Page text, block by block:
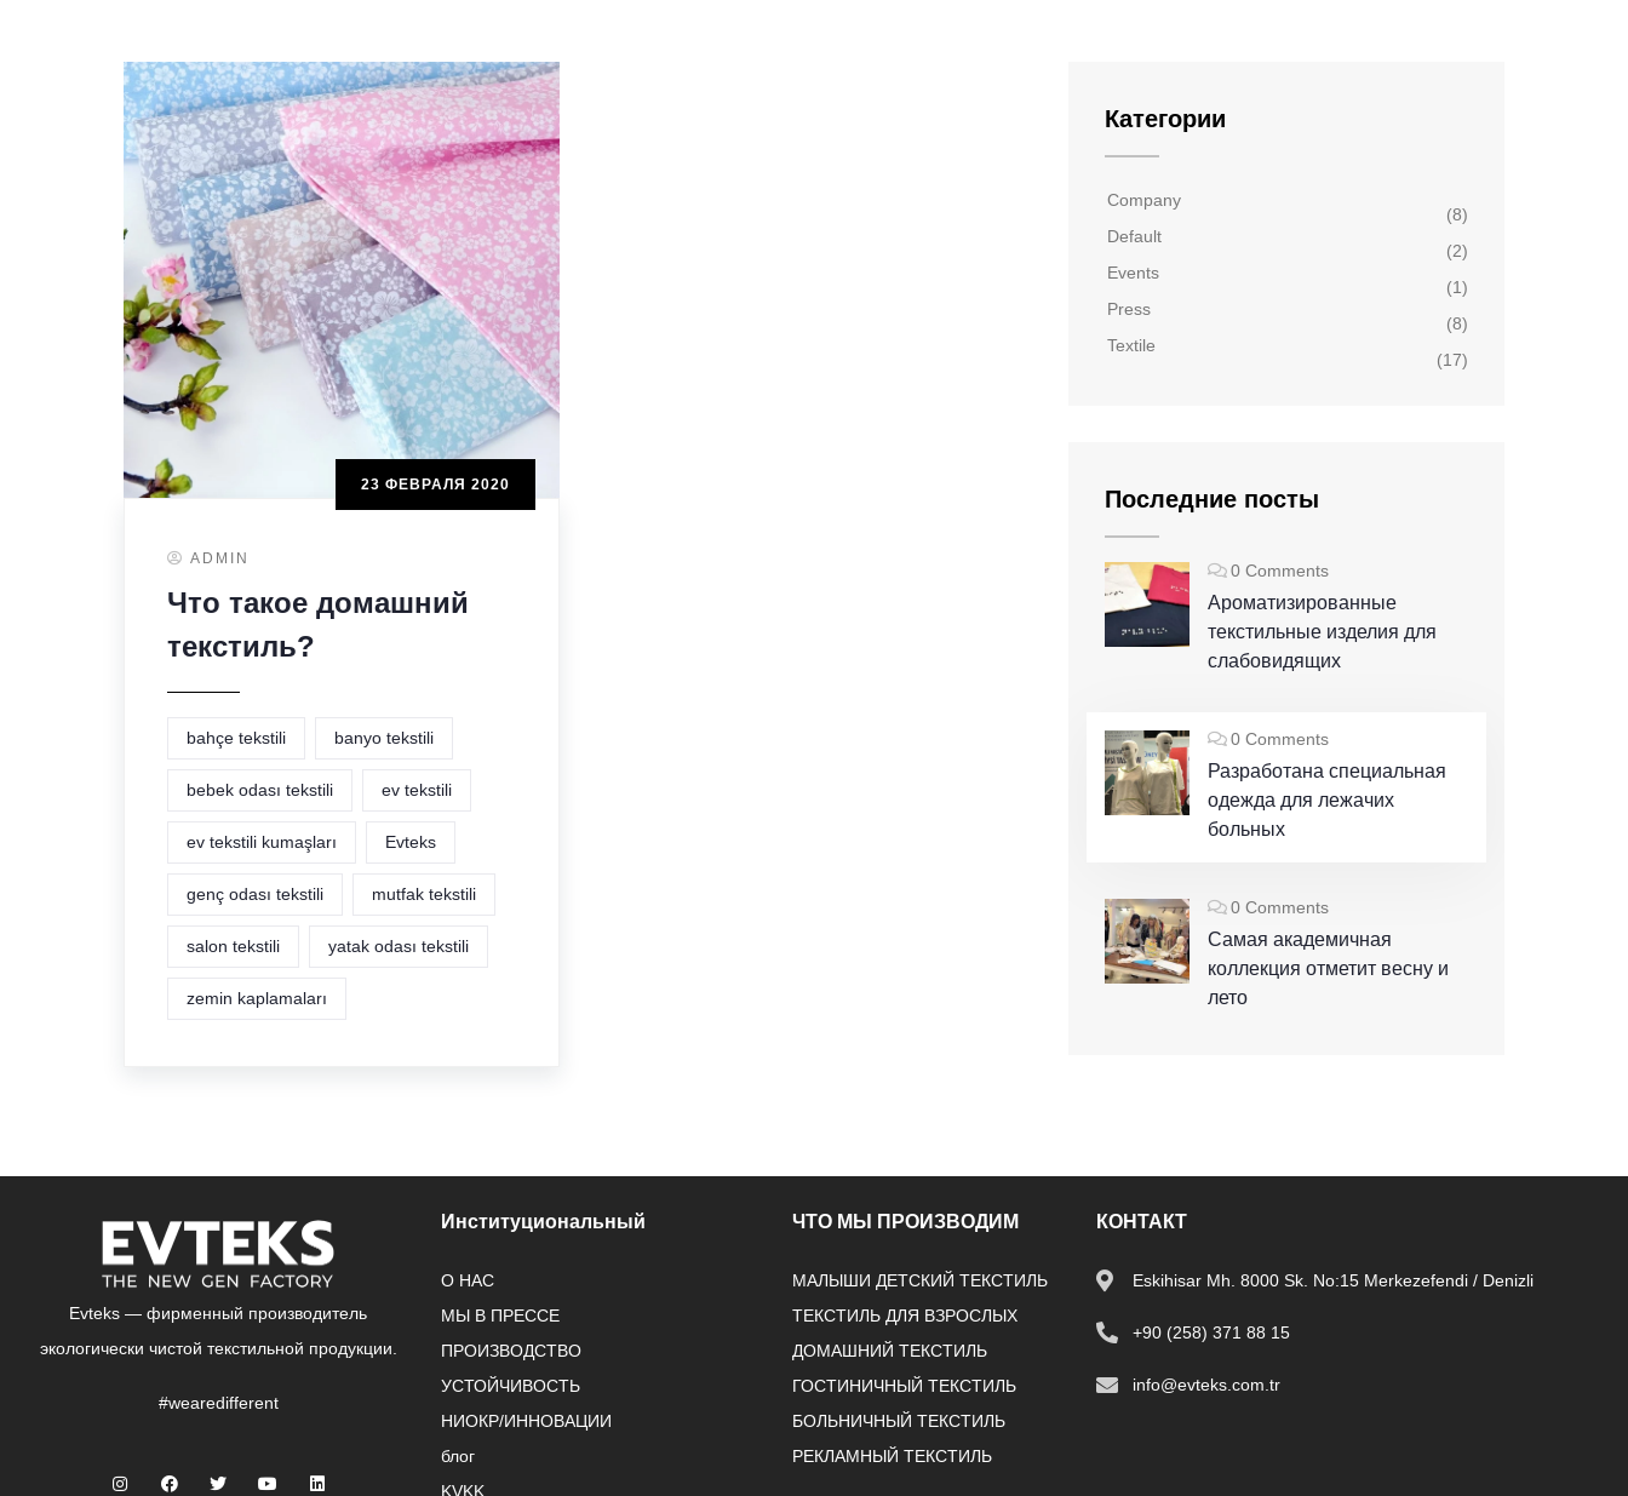
23 ФЕВРАЛЯ 2020
ADMIN
Что такое домашний
текстиль?
bahçe tekstili banyo tekstili
bebek odası tekstili ev tekstili
ev tekstili kumaşları Evteks
genç odası tekstili mutfak tekstili
salon tekstili yatak odası tekstili
zemin kaplamaları
Категории
Company
(8)
Default
(2)
Events
(1)
Press
(8)
Textile
(17)
Последние посты
0 Comments
Ароматизированные
текстильные изделия для
слабовидящих
0 Comments
Разработана специальная
одежда для лежачих
больных
0 Comments
Самая академичная
коллекция отметит весну и
лето
Evteks — фирменный производитель
экологически чистой текстильной продукции.
#wearedifferent
Институциональный
О НАС
МЫ В ПРЕССЕ
ПРОИЗВОДСТВО
УСТОЙЧИВОСТЬ
НИОКР/ИННОВАЦИИ
блог
KVKK
ЧТО МЫ ПРОИЗВОДИМ
МАЛЫШИ ДЕТСКИЙ ТЕКСТИЛЬ
ТЕКСТИЛЬ ДЛЯ ВЗРОСЛЫХ
ДОМАШНИЙ ТЕКСТИЛЬ
ГОСТИНИЧНЫЙ ТЕКСТИЛЬ
БОЛЬНИЧНЫЙ ТЕКСТИЛЬ
РЕКЛАМНЫЙ ТЕКСТИЛЬ
КОНТАКТ
Eskihisar Mh. 8000 Sk. No:15 Merkezefendi / Denizli
+90 (258) 371 88 15
info@evteks.com.tr